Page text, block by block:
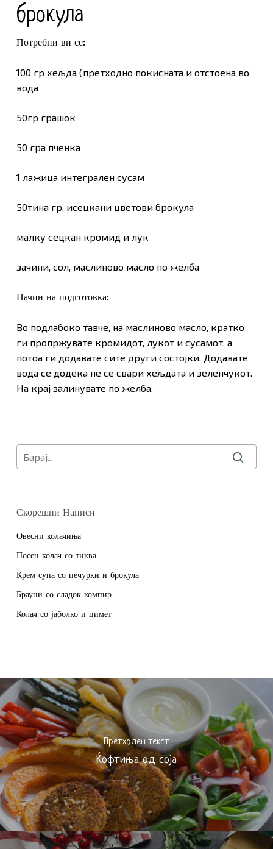
Нема продукти во Кошничката.
брокула
Потребни ви се:
100 гр хељда (претходно покисната и отстоена во
вода
50гр грашок
50 гра пченка
1 лажица интегрален сусам
50тина гр, исецкани цветови брокула
малку сецкан кромид и лук
зачини, сол, маслиново масло по желба
Начин на подготовка:
Во подлабоко тавче, на маслиново масло, кратко
ги пропржувате кромидот, лукот и сусамот, а
потоа ги додавате сите други состојки. Додавате
вода се додека не се свари хељдата и зеленчукот.
На крај залинувате по желба.
Скорешни Написи
Овесни колачиња
Посен колач со тиква
Крем супа со печурки и брокула
Брауни со сладок компир
Колач со јаболко и цимет
Претходен текст
Ќофтиња од соја